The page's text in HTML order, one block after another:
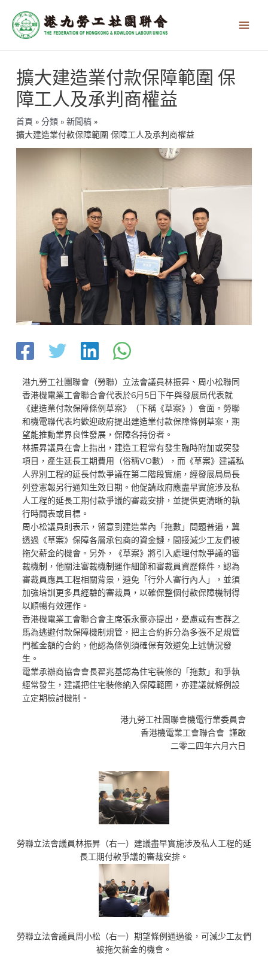
擴大建造業付款保障範圍 保
障工人及承判商權益
首頁 分類
新聞稿
擴大建造業付款保障範圍 保障工人及承判商權益
港九勞工社團聯會（勞聯）立法會議員林振昇、周小松聯同
香港機電業工會聯合會代表於6月5日下午與發展局代表就
《建造業付款保障條例草案》（下稱《草案》）會面。勞聯
和機電聯代表均歡迎政府提出建造業付款保障條例草案，期
望能推動業界良性發展，保障各持份者。
林振昇議員在會上指出，建造工程常有發生臨時附加或突發
項目，產生延長工期費用（俗稱VO數），而《草案》建議私
人界別工程的延長付款爭議在第二階段實施，經發展局局長
列登憲報另行通知生效日期。他促請政府應盡早實施涉及私
人工程的延長工期付款爭議的審裁安排，並提供更清晰的執
行時間表或目標。
周小松議員則表示，留意到建造業內「拖數」問題普遍，冀
透過《草案》保障各層承包商的資金鏈，間接減少工友們被
拖欠薪金的機會。另外，《草案》將引入處理付款爭議的審
裁機制，他關注審裁機制運作細節和審裁員資歷條件，認為
審裁員應具工程相關背景，避免「行外人審行內人」，並須
加強培訓更多具經驗的審裁員，以確保整個付款保障機制得
以順暢有效運作。
香港機電業工會聯合會主席張永豪亦提出，憂慮或有害群之
馬為逃避付款保障機制規管，把主合約拆分為多張不足規管
門檻金額的合約，他認為條例須確保有效避免上述情況發
生。
電業承辦商協會會長翟兆基認為住宅裝修的「拖數」和爭執
經常發生，建議把住宅裝修納入保障範圍，亦建議就條例設
立定期檢討機制。
港九勞工社團聯會機電行業委員會
香港機電業工會聯合會 謹啟
二零二四年六月六日
勞聯立法會議員林振昇（右一）建議盡早實施涉及私人工程的延
長工期付款爭議的審裁安排。
勞聯立法會議員周小松（右一）期望條例通過後，可減少工友們
被拖欠薪金的機會。
章
導